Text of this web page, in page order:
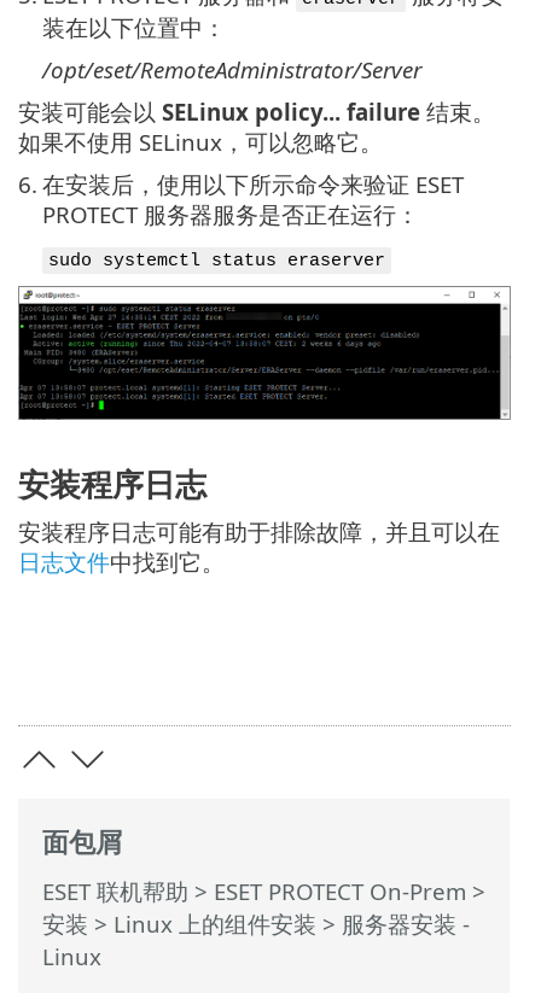
面包屑
ESET 联机帮助 > ESET PROTECT On-Prem >
安装 > Linux 上的组件安装 > 服务器安装 -
Linux
装在以下位置中：
/opt/eset/RemoteAdministrator/Server
安装可能会以 SELinux policy... failure 结束。
如果不使用 SELinux，可以忽略它。
6. 在安装后，使用以下所示命令来验证 ESET
PROTECT 服务器服务是否正在运行：
sudo systemctl status eraserver
安装程序日志
安装程序日志可能有助于排除故障，并且可以在
日志文件中找到它。